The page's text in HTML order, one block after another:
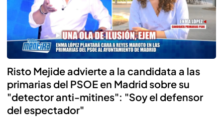
Risto Mejide advierte a la candidata a las
primarias del PSOE en Madrid sobre su
"detector anti-mitines": "Soy el defensor
del espectador"